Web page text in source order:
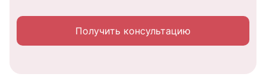
Получить консультацию